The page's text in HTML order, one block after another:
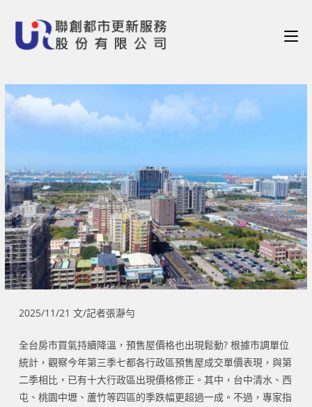
2025/11/21 文/記者張瀞勻
全台房市買氣持續降溫，預售屋價格也出現鬆動? 根據市調單位
統計，觀察今年第三季七都各行政區預售屋成交單價表現，與第
二季相比，已有十大行政區出現價格修正。其中，台中清水、西
屯、桃園中壢、蘆竹等四區的季跌幅更超過一成。不過，專家指